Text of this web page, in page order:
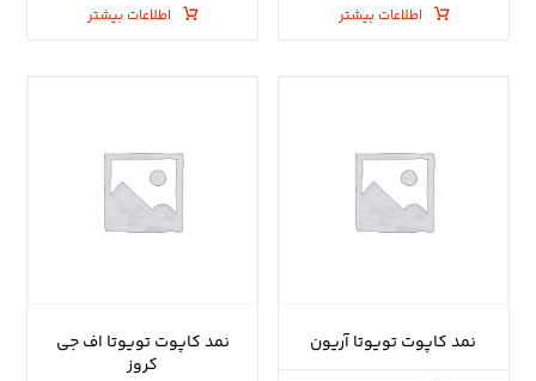
اطلاعات بیشتر اطلاعات بیشتر
نمد کاپوت تویوتا آریون
نمد کاپوت تویوتا اف جی
کروز